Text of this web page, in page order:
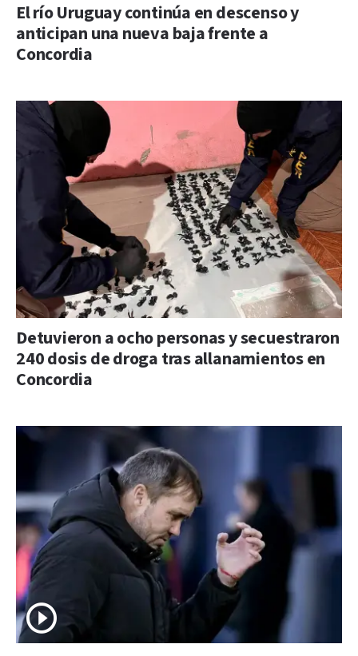
El río Uruguay continúa en descenso y
anticipan una nueva baja frente a
Concordia
Detuvieron a ocho personas y secuestraron
240 dosis de droga tras allanamientos en
Concordia